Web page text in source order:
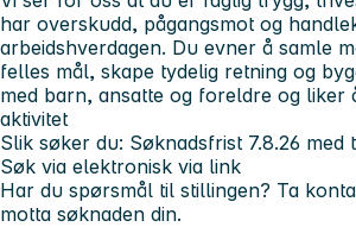
har overskudd, pågangsmot og
arbeidshverdagen. Du evner å samle
felles mål, skape tydelig retning og
med barn, ansatte og foreldre og liker
aktivitet
Slik søker du: Søknadsfrist 7.8.26 med
Søk via elektronisk via link
Har du spørsmål til stillingen? Ta
motta søknaden din.